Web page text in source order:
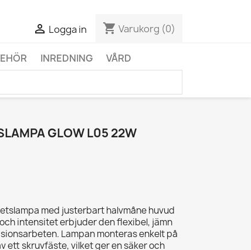
 Logga in shopping_cart Varukorg (0)
INREDNING VÅRD
GLOW L05 22W
med justerbart halvmåne huvud
intensitet erbjuder den flexibel, jämn
Lampan monteras enkelt på
ett skruvfäste, vilket ger en säker och